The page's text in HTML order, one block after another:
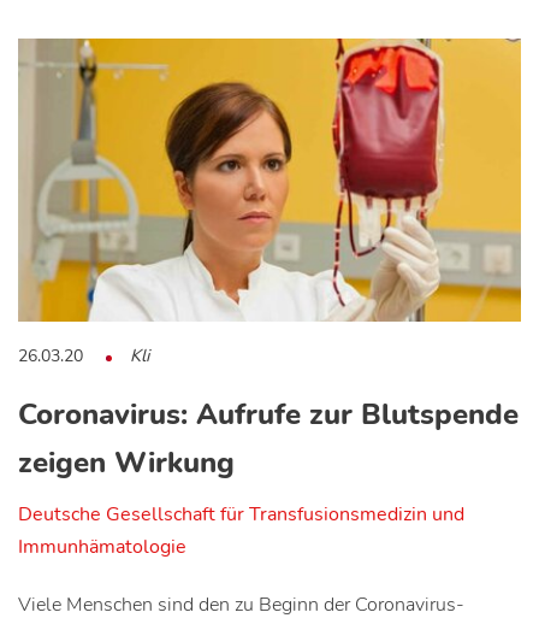
26.03.20 Kli
Coronavirus: Aufrufe zur Blutspende
zeigen Wirkung
Deutsche Gesellschaft für Transfusionsmedizin und
Immunhämatologie
Viele Menschen sind den zu Beginn der Coronavirus-